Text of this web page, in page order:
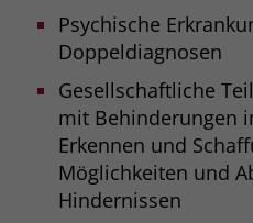
Psychische
Doppeldiagnosen
Gesellschaftliche
mit Behinderungen
Erkennen und
Möglichkeiten und
Hindernissen